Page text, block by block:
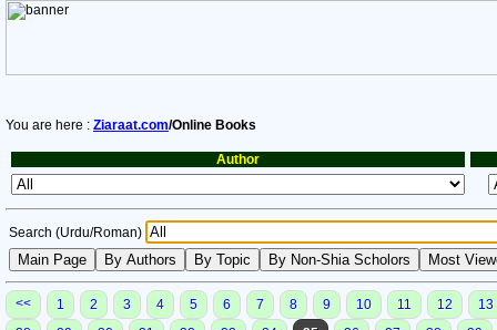
You are here : Ziaraat.com/Online Books
Author
Search (Urdu/Roman)
<< 1 2 3 4 5 6 7 8 9 10 11 12
13